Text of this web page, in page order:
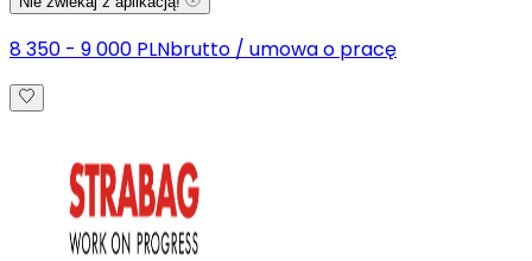
8 350 - 9 000 PLNbrutto / umowa o pracę